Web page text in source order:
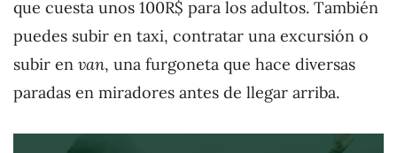
que cuesta unos 100R$ para los adultos. También
puedes subir en taxi, contratar una excursión o
subir en van, una furgoneta que hace diversas
paradas en miradores antes de llegar arriba.